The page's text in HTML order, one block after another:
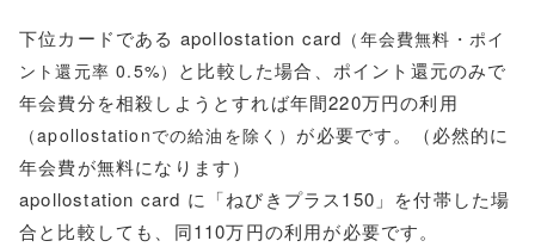
下位カードである apollostation card （年会費無料・ポイ
ント還元率 0.5%） と比較した場合、ポイント還元のみで
年会費分を相殺しようとすれば年間220万円の利用
（apollostationでの給油を除く） が必要です。（必然的に
年会費が無料になります）
apollostation card に「ねびきプラス150」を付帯した場
合と比較しても、同110万円の利用が必要です。